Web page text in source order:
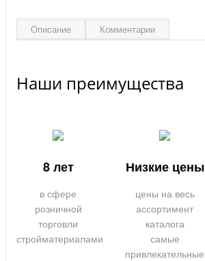
Описание Комментарии
Наши преимущества
8 лет
в сфере
розничной
торговли
стройматериалами
Низкие цены
цены на весь
ассортимент
каталога
самые
привлекательные